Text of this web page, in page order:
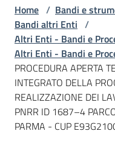
L'Agenzia
Bandi
e
Home / Bandi e
Bandi altri Enti /
Altri Enti - Bandi e
Altri Enti - Bandi e
PROCEDURA APERTA
INTEGRATO DELLA
REALIZZAZIONE DEI
PNRR ID 1687–4
PARMA - CUP